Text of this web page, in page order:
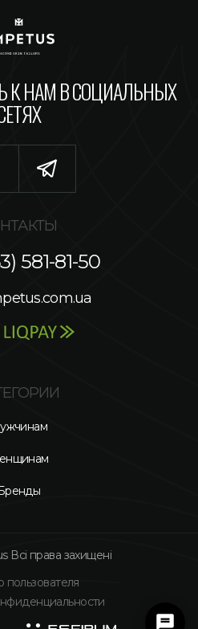
К НАМ В СОЦИАЛЬНЫХ
581-81-50
Всі права захищені
пользователя